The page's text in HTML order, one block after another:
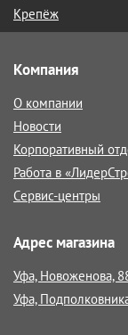
Крепёж
Компания
О компании
Новости
Корпоративный
Работа в
Сервис-центры
Адрес магазина
Уфа, Новоженова,
Уфа,